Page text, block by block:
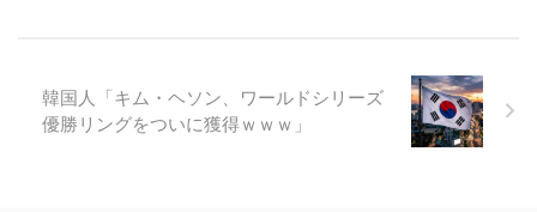
韓国人「キム・ヘソン、ワールドシリーズ
優勝リングをついに獲得ｗｗｗ」